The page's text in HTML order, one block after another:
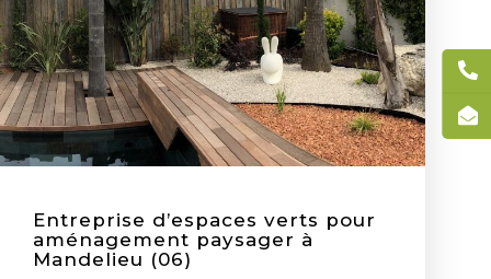
Entreprise d’espaces verts pour
aménagement paysager à
Mandelieu (06)